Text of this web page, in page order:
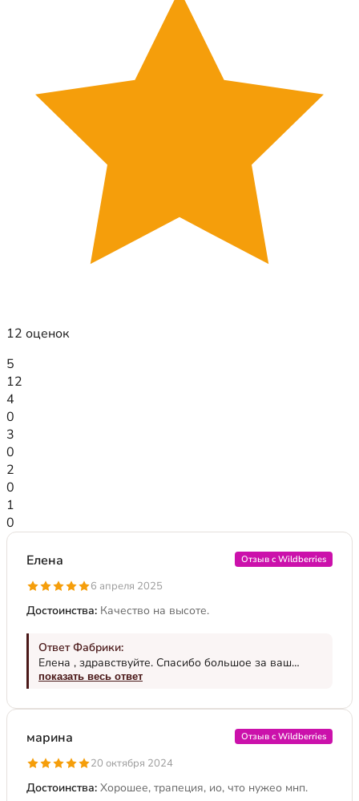
12 оценок
5
12
4
0
3
0
2
0
1
0
Елена Отзыв с Wildberries
6 апреля 2025
Достоинства: Качество на высоте.
Ответ Фабрики:
Елена , здравствуйте. Спасибо большое за ваш
отзыв. Приятно, что модель вам подошла по фигуре
коллекции – добавьте бренд в избранное – нужно
Носите с удовольствием!
показать весь ответ
марина Отзыв с Wildberries
20 октября 2024
Достоинства: Хорошее, трапеция, ио, что нужео мнп.